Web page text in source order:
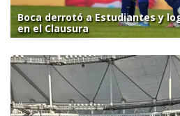
Boca derrotó a Estudiantes y
en el Clausura